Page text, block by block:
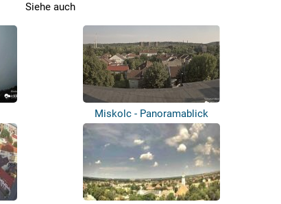
Siehe auch
Miskolc - Panoramablick